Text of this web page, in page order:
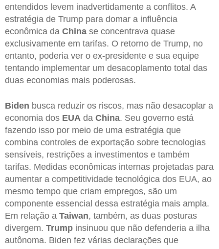
entendidos levem inadvertidamente a conflitos. A
estratégia de Trump para domar a influência
econômica da China se concentrava quase
exclusivamente em tarifas. O retorno de Trump, no
entanto, poderia ver o ex-presidente e sua equipe
tentando implementar um desacoplamento total das
duas economias mais poderosas.
Biden busca reduzir os riscos, mas não desacoplar a
economia dos EUA da China. Seu governo está
fazendo isso por meio de uma estratégia que
combina controles de exportação sobre tecnologias
sensíveis, restrições a investimentos e também
tarifas. Medidas econômicas internas projetadas para
aumentar a competitividade tecnológica dos EUA, ao
mesmo tempo que criam empregos, são um
componente essencial dessa estratégia mais ampla.
Em relação a Taiwan, também, as duas posturas
divergem. Trump insinuou que não defenderia a ilha
autônoma. Biden fez várias declarações que